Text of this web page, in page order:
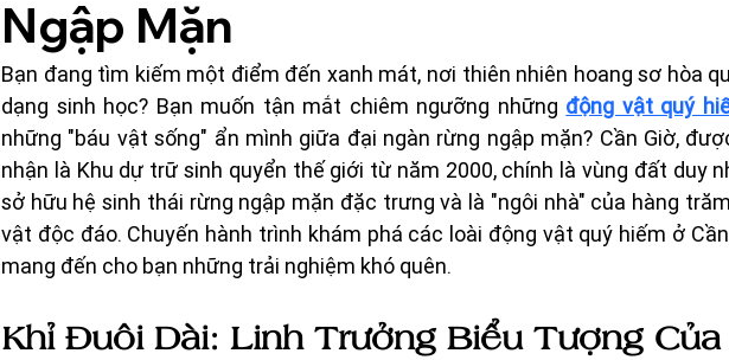
Ngập Mặn
Bạn đang tìm kiếm một điểm đến xanh mát, nơi thiên nhiên hoang sơ hòa
dạng sinh học? Bạn muốn tận mắt chiêm ngưỡng những động vật quý
những "báu vật sống" ẩn mình giữa đại ngàn rừng ngập mặn? Cần Giờ,
nhận là Khu dự trữ sinh quyển thế giới từ năm 2000, chính là vùng đất duy
sở hữu hệ sinh thái rừng ngập mặn đặc trưng và là "ngôi nhà" của hàng
vật độc đáo. Chuyến hành trình khám phá các loài động vật quý hiếm ở
mang đến cho bạn những trải nghiệm khó quên.
Khỉ Đuôi Dài: Linh Trưởng Biểu Tượng Của